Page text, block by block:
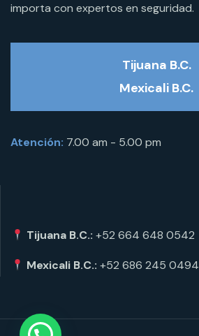
importa con expertos en seguridad.
Tijuana B.C.
Mexicali B.C.
Atención: 7.00 am - 5.00 pm
Tijuana B.C.: +52 664 648 0542
Mexicali B.C.: +52 686 245 0494